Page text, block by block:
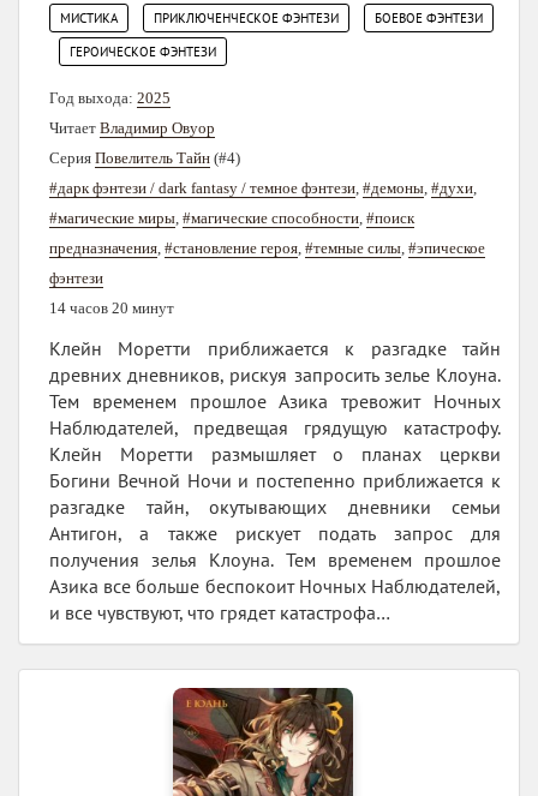
МИСТИКА ПРИКЛЮЧЕНЧЕСКОЕ ФЭНТЕЗИ БОЕВОЕ ФЭНТЕЗИ
ГЕРОИЧЕСКОЕ ФЭНТЕЗИ
Год выхода: 2025
Читает Владимир Овуор
Серия Повелитель Тайн (#4)
#дарк фэнтези / dark fantasy / темное фэнтези #демоны #духи
#магические миры #магические способности #поиск
предназначения #становление героя #темные силы #эпическое
фэнтези
14 часов 20 минут
Клейн Моретти приближается к разгадке тайн
древних дневников, рискуя запросить зелье Клоуна.
Тем временем прошлое Азика тревожит Ночных
Наблюдателей, предвещая грядущую катастрофу.
Клейн Моретти размышляет о планах церкви
Богини Вечной Ночи и постепенно приближается к
разгадке тайн, окутывающих дневники семьи
Антигон, а также рискует подать запрос для
получения зелья Клоуна. Тем временем прошлое
Азика все больше беспокоит Ночных Наблюдателей,
и все чувствуют, что грядет катастрофа…